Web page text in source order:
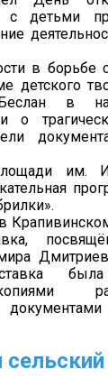
с детьми
в борьбе
детского
в
о
им.
была